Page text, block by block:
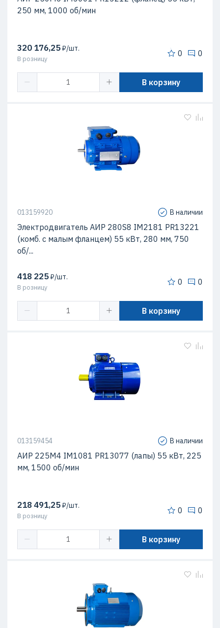
250 мм, 1000 об/мин
320 176,25₽/шт.
В розницу
0 0
В корзину
013159920 В наличии
Электродвигатель AИР 280S8 IM2181 PR13221
(комб. с малым фланцем) 55 кВт, 280 мм, 750
об/...
418 225₽/шт.
В розницу
0 0
В корзину
013159454 В наличии
АИР 225М4 IM1081 PR13077 (лапы) 55 кВт, 225
мм, 1500 об/мин
218 491,25₽/шт.
В розницу
0 0
В корзину